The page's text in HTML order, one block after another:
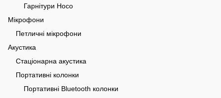
Гарнітури Hoco
Мікрофони
Петличні мікрофони
Акустика
Стаціонарна акустика
Портативні колонки
Портативні Bluetooth колонки